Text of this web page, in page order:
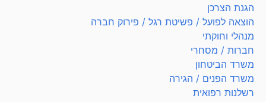
הגנת הצרכן
הוצאה לפועל / פשיטת רגל / פירוק חברה
מנהלי וחוקתי
חברות / מסחרי
משרד הביטחון
משרד הפנים / הגירה
רשלנות רפואית